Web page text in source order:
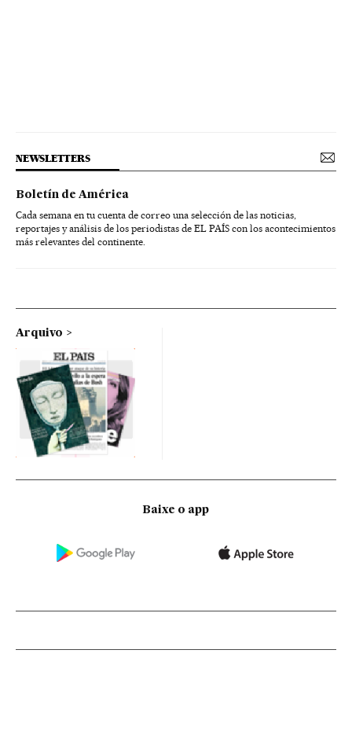
NEWSLETTERS
Boletín de América
Cada semana en tu cuenta de correo una selección de las noticias,
reportajes y análisis de los periodistas de EL PAÍS con los acontecimientos
más relevantes del continente.
Arquivo
Baixe o app